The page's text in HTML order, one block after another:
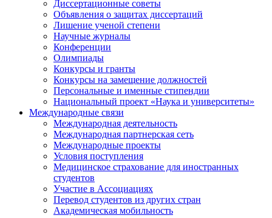
Диссертационные советы
Объявления о защитах диссертаций
Лишение ученой степени
Научные журналы
Конференции
Олимпиады
Конкурсы и гранты
Конкурсы на замещение должностей
Персональные и именные стипендии
Национальный проект «Наука и университеты»
Международные связи
Международная деятельность
Международная партнерская сеть
Международные проекты
Условия поступления
Медицинское страхование для иностранных
студентов
Участие в Ассоциациях
Перевод студентов из других стран
Академическая мобильность